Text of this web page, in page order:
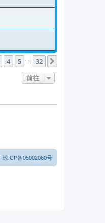
4 5 32
前往
琼ICP备05002060号